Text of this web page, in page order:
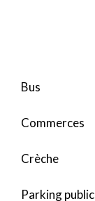
Bus
Commerces
Crèche
Parking public